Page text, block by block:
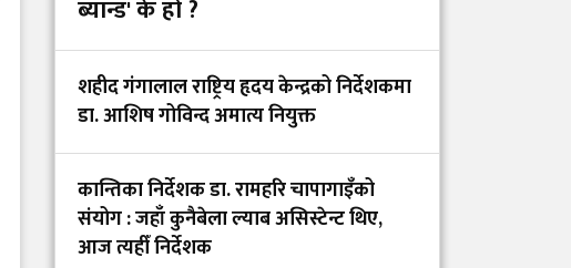
गंगालालको नवनियुक्त
निर्देशक प्रा.डा. आशिष
गोविन्द अमात्य को हुन्?
सांसद प्रा.डा. चन्द्रमोहन
यादवको प्रश्न- ‘ढल्केबरको
ट्रमा सेन्टर कहाँ हरायो?’
ब्यान्ड' के हो ?
शहीद गंगालाल राष्ट्रिय हृदय केन्द्रको निर्देशकमा
डा. आशिष गोविन्द अमात्य नियुक्त
कान्तिका निर्देशक डा. रामहरि चापागाइँको
संयोग : जहाँ कुनैबेला ल्याब असिस्टेन्ट थिए,
आज त्यहीँ निर्देशक